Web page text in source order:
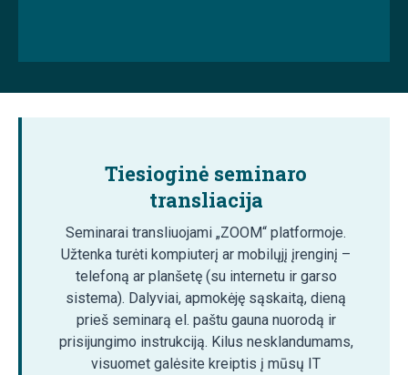
Tiesioginė seminaro
transliacija
Seminarai transliuojami „ZOOM“ platformoje.
Užtenka turėti kompiuterį ar mobilųjį įrenginį –
telefoną ar planšetę (su internetu ir garso
sistema). Dalyviai, apmokėję sąskaitą, dieną
prieš seminarą el. paštu gauna nuorodą ir
prisijungimo instrukciją. Kilus nesklandumams,
visuomet galėsite kreiptis į mūsų IT